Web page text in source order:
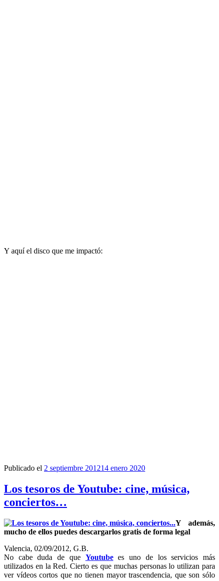
Y aquí el disco que me impactó:
Publicado el 2 septiembre 201214 enero 2020
Los tesoros de Youtube: cine, música,
conciertos…
Y además,
mucho de ellos puedes descargarlos gratis de forma legal
Valencia, 02/09/2012, G.B.
No cabe duda de que Youtubees uno de los servicios más
utilizados en la Red. Cierto es que muchas personas lo utilizan para
ver vídeos cortos que no tienen mayor trascendencia, que son sólo